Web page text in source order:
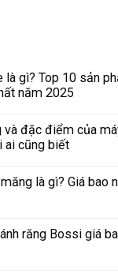
là gì? Top 10 sản
năm 2025
và đặc điểm của
ai cũng biết
là gì? Giá bao
răng Bossi giá